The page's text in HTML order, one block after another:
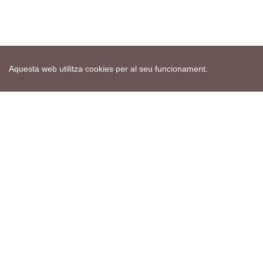
Aquesta web utilitza cookies per al seu funcionament.